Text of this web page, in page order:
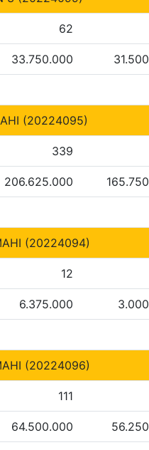
62
33.750.000
(20224095)
339
206.625.000
(20224094)
12
6.375.000
(20224096)
111
64.500.000